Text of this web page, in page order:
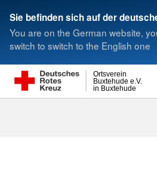
Sie befinden sich auf der
You are on the German website,
switch to switch to the English one
in Buxtehude
Buxtehude e.V.
Ortsverein